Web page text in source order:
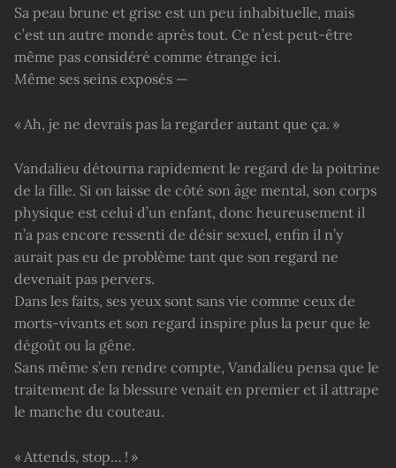
Sa peau brune et grise est un peu inhabituelle, mais
c’est un autre monde après tout. Ce n’est peut-être
même pas considéré comme étrange ici.
Même ses seins exposés —
« Ah, je ne devrais pas la regarder autant que ça. »
Vandalieu détourna rapidement le regard de la poitrine
de la fille. Si on laisse de côté son âge mental, son corps
physique est celui d’un enfant, donc heureusement il
n’a pas encore ressenti de désir sexuel, enfin il n’y
aurait pas eu de problème tant que son regard ne
devenait pas pervers.
Dans les faits, ses yeux sont sans vie comme ceux de
morts-vivants et son regard inspire plus la peur que le
dégoût ou la gêne.
Sans même s’en rendre compte, Vandalieu pensa que le
traitement de la blessure venait en premier et il attrape
le manche du couteau.
« Attends, stop… ! »